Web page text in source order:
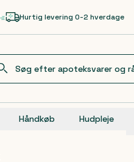
Hurtig levering 0-2 hverdage
Håndkøb Hudpleje